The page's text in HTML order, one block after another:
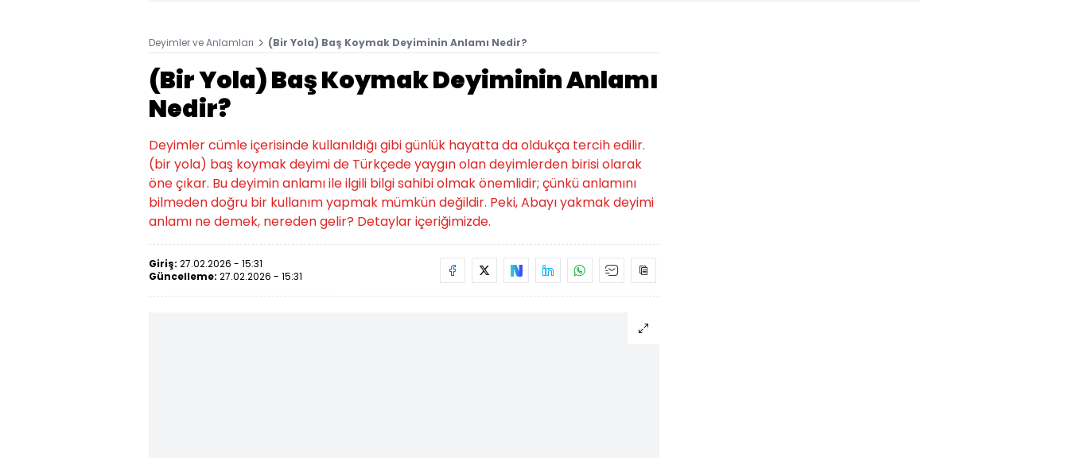
Deyimler ve Anlamları (Bir Yola) Baş Koymak Deyiminin Anlamı Nedir?
(Bir Yola) Baş Koymak Deyiminin Anlamı
Nedir?
Deyimler cümle içerisinde kullanıldığı gibi günlük hayatta da oldukça tercih edilir.
(bir yola) baş koymak deyimi de Türkçede yaygın olan deyimlerden birisi olarak
öne çıkar. Bu deyimin anlamı ile ilgili bilgi sahibi olmak önemlidir; çünkü anlamını
bilmeden doğru bir kullanım yapmak mümkün değildir. Peki, Abayı yakmak deyimi
anlamı ne demek, nereden gelir? Detaylar içeriğimizde.
Giriş: 27.02.2026 - 15:31
Güncelleme: 27.02.2026 - 15:31